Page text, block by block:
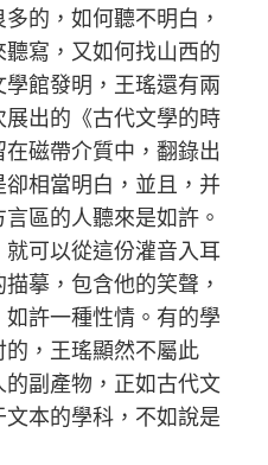
的，如何聽不明白，
寫，又如何找山西的
館發明，王瑤還有兩
出的《古代文學的時
磁帶介質中，翻錄出
相當明白，並且，并
區的人聽來是如許。
可以從這份灌音入耳
摹，包含他的笑聲，
許一種性情。有的學
，王瑤顯然不屬此
副產物，正如古代文
本的學科，不如說是